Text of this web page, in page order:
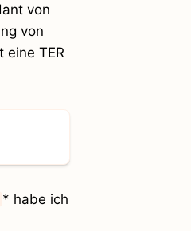
von
von
TER
* habe ich